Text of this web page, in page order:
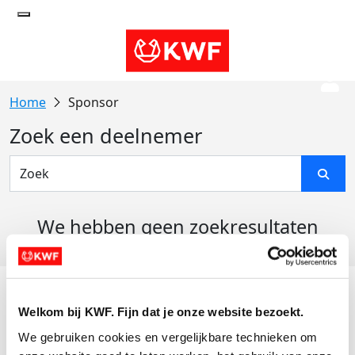
Welkom bij KWF. Fijn dat je onze website bezoekt.
We gebruiken cookies en vergelijkbare technieken om
Sponsor
Zoek een deelnemer
We hebben geen zoekresultaten
Actiematerialen
Evenementen